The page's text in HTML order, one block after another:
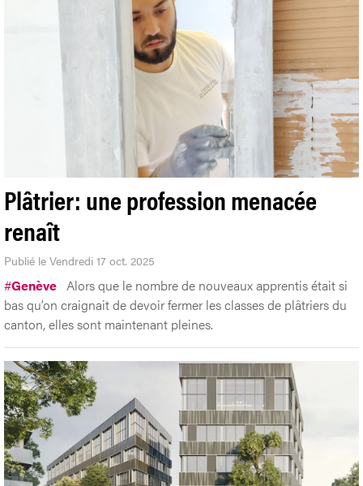
Plâtrier: une profession menacée
renaît
Publié le Vendredi 17 oct. 2025
#Genève Alors que le nombre de nouveaux apprentis était si
bas qu’on craignait de devoir fermer les classes de plâtriers du
canton, elles sont maintenant pleines.